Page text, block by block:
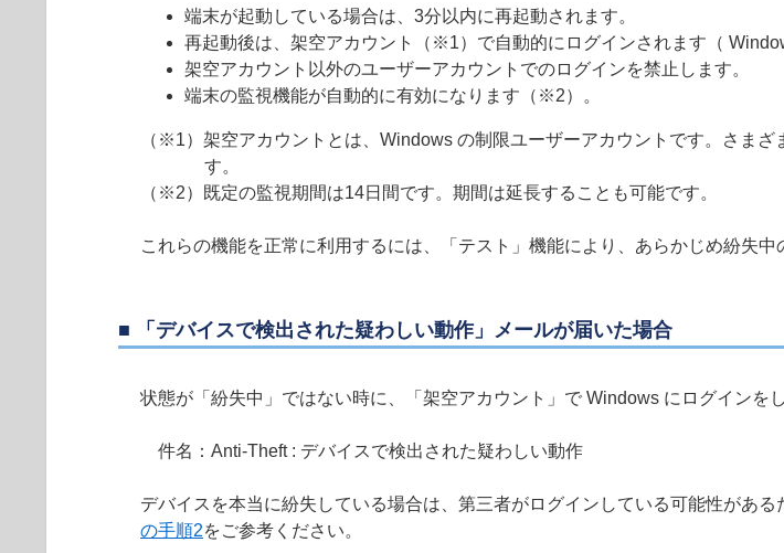
端末が起動している場合は、3分以内に再起動されます。
再起動後は、架空アカウント（※1）で自動的にログインされます（
架空アカウント以外のユーザーアカウントでのログインを禁止します。
端末の監視機能が自動的に有効になります（※2）。
（※1）架空アカウントとは、Windows の制限ユーザーアカウントです。さま
す。
（※2）既定の監視期間は14日間です。期間は延長することも可能です。
これらの機能を正常に利用するには、「テスト」機能により、あらかじめ紛失
■ 「 デバイスで検出された疑わしい動作」メールが届いた場合
状態が「紛失中」ではない時に、「架空アカウント」で Windows にログインを
件名：Anti-Theft : デバイスで検出された疑わしい動作
デバイスを本当に紛失している場合は、第三者がログインしている可能性があ
の手順2をご参考ください。